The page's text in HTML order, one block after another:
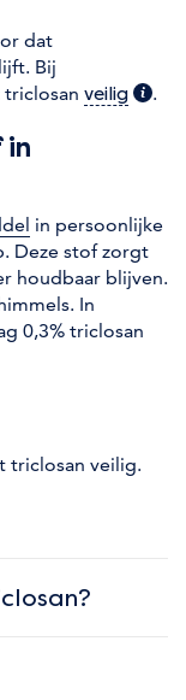
dat
Bij
veilig .
in
in persoonlijke
Deze stof zorgt
houdbaar blijven.
In
0,3% triclosan
triclosan veilig.